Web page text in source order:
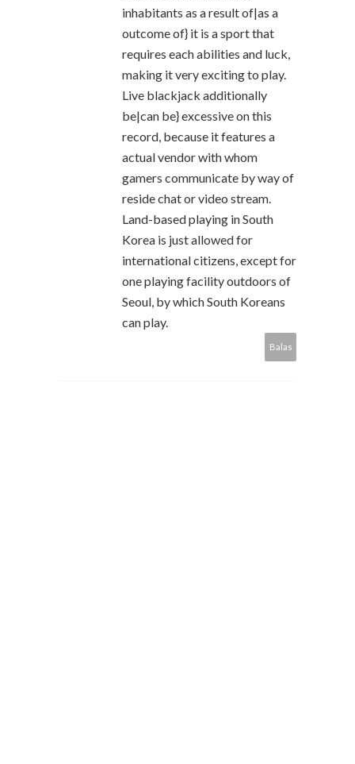
inhabitants as a result of|as a
outcome of} it is a sport that
requires each abilities and luck,
making it very exciting to play.
Live blackjack additionally
be|can be} excessive on this
record, because it features a
actual vendor with whom
gamers communicate by way of
reside chat or video stream.
Land-based playing in South
Korea is just allowed for
international citizens, except for
one playing facility outdoors of
Seoul, by which South Koreans
can play.
Balas